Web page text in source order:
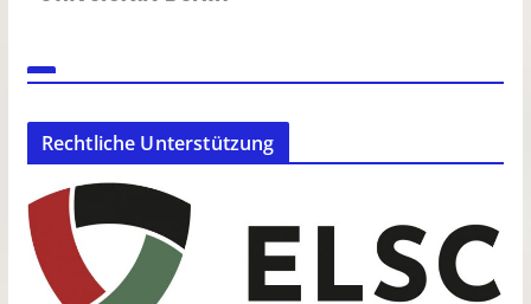
Rechtliche Unterstützung